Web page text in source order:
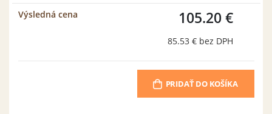
Výsledná cena 105.20 €
85.53 € bez DPH
PRIDAŤ DO KOŠÍKA